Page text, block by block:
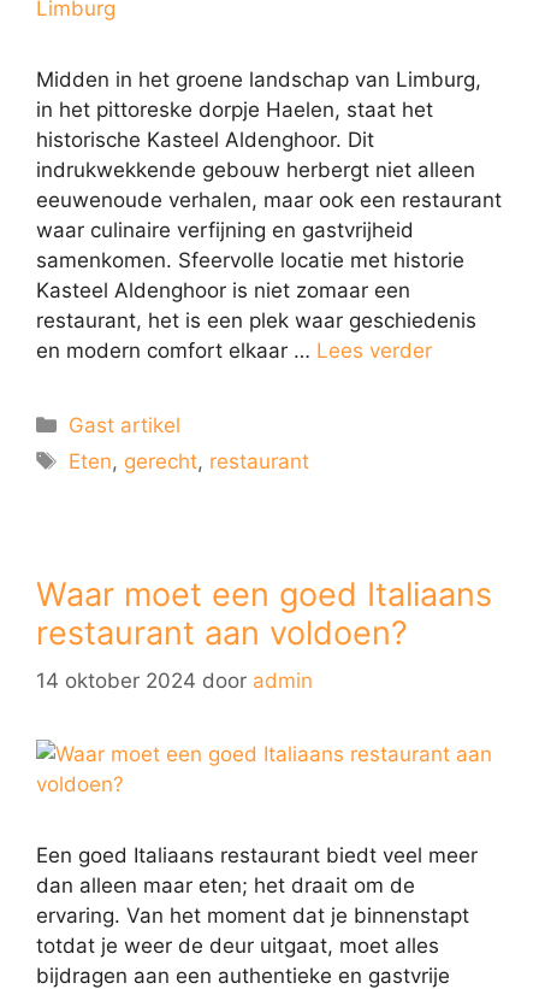
Midden in het groene landschap van Limburg,
in het pittoreske dorpje Haelen, staat het
historische Kasteel Aldenghoor. Dit
indrukwekkende gebouw herbergt niet alleen
eeuwenoude verhalen, maar ook een restaurant
waar culinaire verfijning en gastvrijheid
samenkomen. Sfeervolle locatie met historie
Kasteel Aldenghoor is niet zomaar een
restaurant, het is een plek waar geschiedenis
en modern comfort elkaar … Lees verder
Gast artikel
Eten, gerecht, restaurant
Waar moet een goed Italiaans
restaurant aan voldoen?
14 oktober 2024 door admin
Een goed Italiaans restaurant biedt veel meer
dan alleen maar eten; het draait om de
ervaring. Van het moment dat je binnenstapt
totdat je weer de deur uitgaat, moet alles
bijdragen aan een authentieke en gastvrije